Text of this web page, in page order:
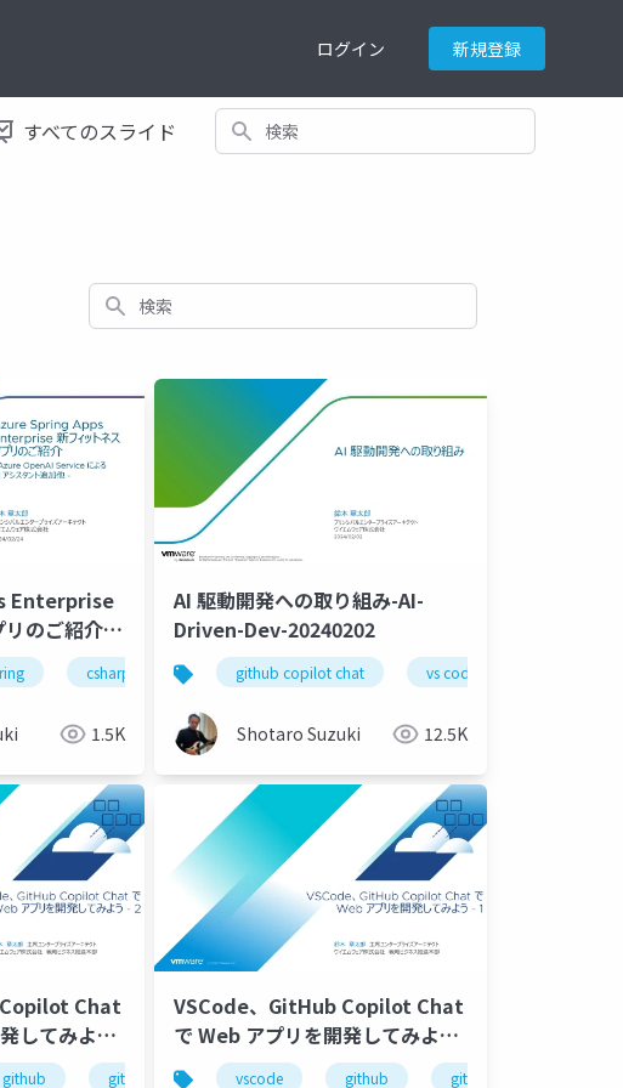
ログイン 新規登録
すべてのスライド 検索
検索
openai agentic engineering harness engineering
Enterprise
のご紹介 -
による AI
-
csharp .net node.js python
1.5K
AI 駆動開発への取り組み-AI-
Driven-Dev-20240202
github copilot chat vs code
Shotaro Suzuki 12.5K
javascript typescript csharp react
chat codex visual studio code visual studio
Chat
github github copilot github copilot chat codex
VSCode、GitHub Copilot Chat
で Web アプリを開発してみよ
う-1
vscode github github copilot